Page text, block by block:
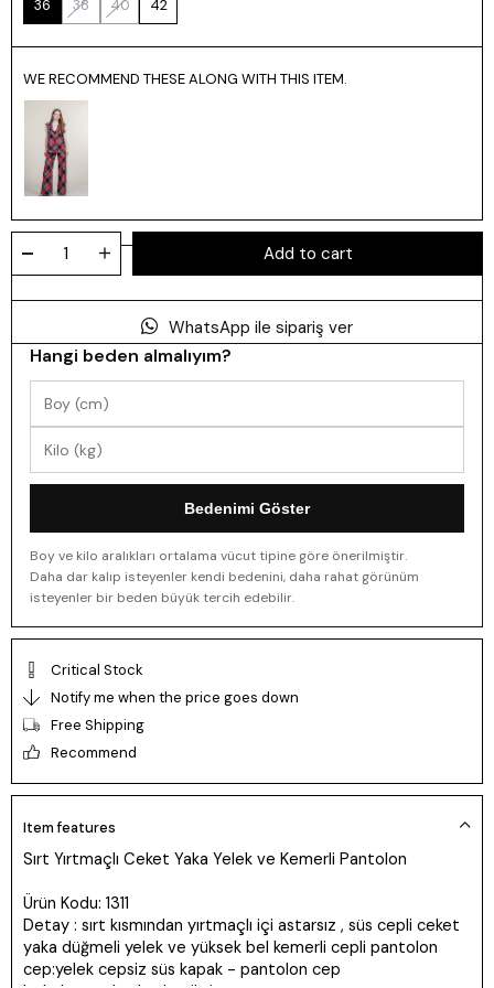
36 38 40 42
WE RECOMMEND THESE ALONG WITH THIS ITEM.
WhatsApp ile sipariş ver
Hangi beden almalıyım?
Bedenimi Göster
Boy ve kilo aralıkları ortalama vücut tipine göre önerilmiştir.
Daha dar kalıp isteyenler kendi bedenini, daha rahat görünüm
isteyenler bir beden büyük tercih edebilir.
Critical Stock
Notify me when the price goes down
Free Shipping
Recommend
Item features
Sırt Yırtmaçlı Ceket Yaka Yelek ve Kemerli Pantolon
Ürün Kodu: 1311
Detay : sırt kısmından yırtmaçlı içi astarsız , süs cepli ceket
yaka düğmeli yelek ve yüksek bel kemerli cepli pantolon
cep:yelek cepsiz süs kapak - pantolon cep